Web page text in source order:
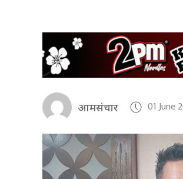
आमसंचार 01 June